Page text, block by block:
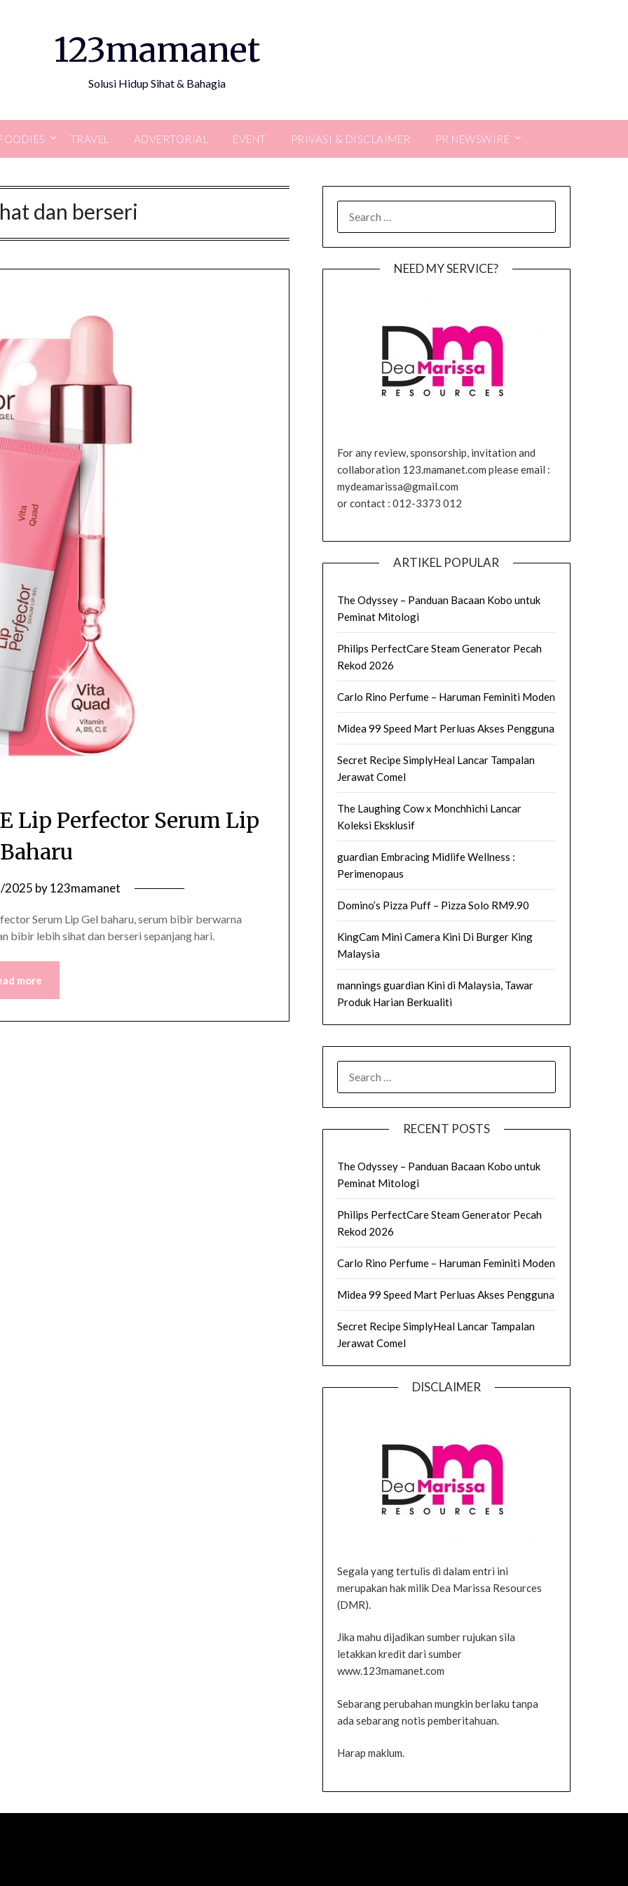
123mamanet
Solusi Hidup Sihat & Bahagia
TRAVEL ADVERTORIAL EVENT PRIVASI & DISCLAIMER PR NEWSWIRE
dan berseri
Lip Perfector Serum Lip
2025 by123mamanet
Serum Lip Gel baharu, serum bibir berwarna
bibir lebih sihat dan berseri sepanjang hari.
more
FOR:
NEED MY SERVICE?
For any review, sponsorship, invitation and
collaboration 123.mamanet.com please email :
mydeamarissa@gmail.com
or contact : 012-3373 012
ARTIKEL POPULAR
The Odyssey – Panduan Bacaan Kobo untuk
Peminat Mitologi
Philips PerfectCare Steam Generator Pecah
Rekod 2026
Carlo Rino Perfume – Haruman Feminiti Moden
Midea 99 Speed Mart Perluas Akses Pengguna
Secret Recipe SimplyHeal Lancar Tampalan
Jerawat Comel
The Laughing Cow x Monchhichi Lancar
Koleksi Eksklusif
guardian Embracing Midlife Wellness :
Perimenopaus
Domino’s Pizza Puff – Pizza Solo RM9.90
KingCam Mini Camera Kini Di Burger King
Malaysia
mannings guardian Kini di Malaysia, Tawar
Produk Harian Berkualiti
FOR:
RECENT POSTS
The Odyssey – Panduan Bacaan Kobo untuk
Peminat Mitologi
Philips PerfectCare Steam Generator Pecah
Rekod 2026
Carlo Rino Perfume – Haruman Feminiti Moden
Midea 99 Speed Mart Perluas Akses Pengguna
Secret Recipe SimplyHeal Lancar Tampalan
Jerawat Comel
DISCLAIMER
Segala yang tertulis di dalam entri ini
merupakan hak milik Dea Marissa Resources
(DMR).
Jika mahu dijadikan sumber rujukan sila
letakkan kredit dari sumber
www.123mamanet.com
Sebarang perubahan mungkin berlaku tanpa
ada sebarang notis pemberitahuan.
Harap maklum.